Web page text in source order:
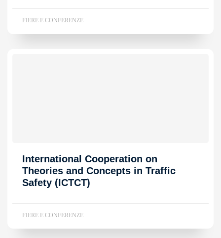
FIERE E CONFERENZE
International Cooperation on
Theories and Concepts in Traffic
Safety (ICTCT)
FIERE E CONFERENZE